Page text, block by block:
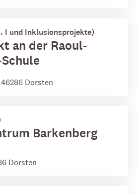
I und Inklusionsprojekte)
an der Raoul-
Dorsten
Barkenberg
Dorsten